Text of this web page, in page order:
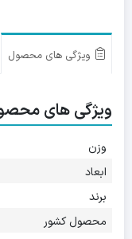
ویژگی های محصول
ویژگی های
وزن
ابعاد
برند
محصول کشور